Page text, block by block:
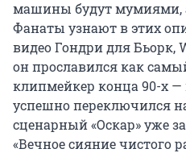
машины будут мумиями,
Фанаты узнают в этих
видео Гондри для Бьорк,
он прославился как
клипмейкер конца 90-х —
успешно переключился
сценарный «Оскар» уже
«Вечное сияние чистого